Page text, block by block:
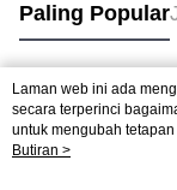
Paling Popular
Tag Popular
Laman web ini ada
secara terperinci
untuk mengubah
menggunakan kuki di
Butiran >